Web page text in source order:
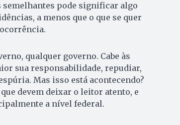
semelhantes pode significar algo
a menos que o que se quer
qualquer governo. Cabe às
sua responsabilidade, repudiar,
Mas isso está acontecendo?
devem deixar o leitor atento, e
a nível federal.